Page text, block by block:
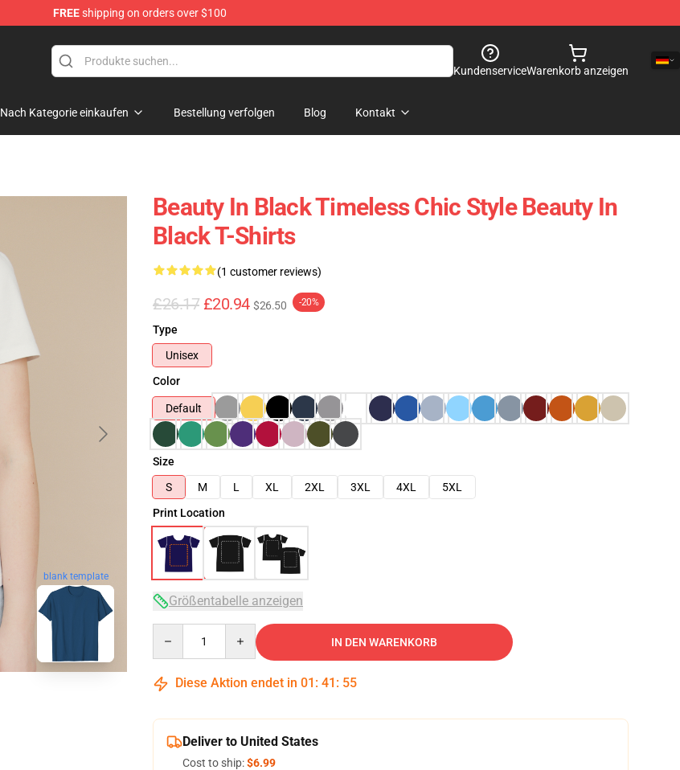
FREEshipping on orders over $100
KundenserviceWarenkorb anzeigen
Nach Kategorie einkaufen Bestellung verfolgen Blog Kontakt
blank template
Beauty In Black Timeless Chic Style Beauty In
Black T-Shirts
(1 customer reviews)
£26.17 £20.94 $26.50 -20%
Type
Unisex
Color
Default
Size
S
M L XL 2XL 3XL 4XL
5XL
Print Location
Größentabelle anzeigen
IN DEN WARENKORB
Diese Aktion endet in 01 : 41 : 54
Deliver to United States
Cost to ship:$6.99